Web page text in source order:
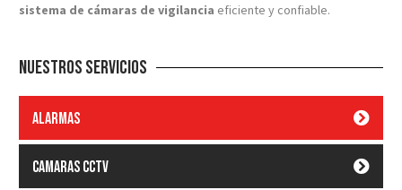
Nuestros Servicios
Alarmas
Camaras CCTV
sistema de cámaras de vigilancia eficiente y confiable.